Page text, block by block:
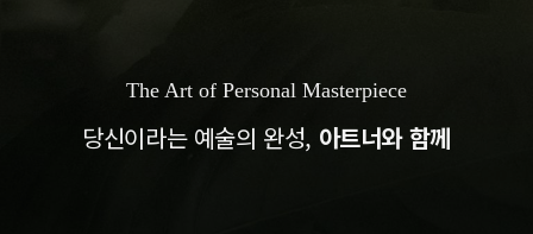
The Art of Personal Masterpiece
당신이라는 예술의 완성, 아트너와 함께